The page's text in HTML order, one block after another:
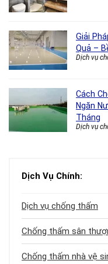
Giải
Quả –
Dịch vụ
Cách
Ngăn
Tháng
Dịch vụ
Dịch Vụ Chính:
Dịch vụ chống thấm
Chống thấm sân
Chống thấm nhà vệ